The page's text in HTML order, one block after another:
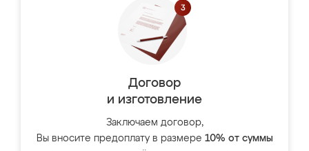
Договор
и изготовление
Заключаем договор,
Вы вносите предоплату в размере 10% от суммы